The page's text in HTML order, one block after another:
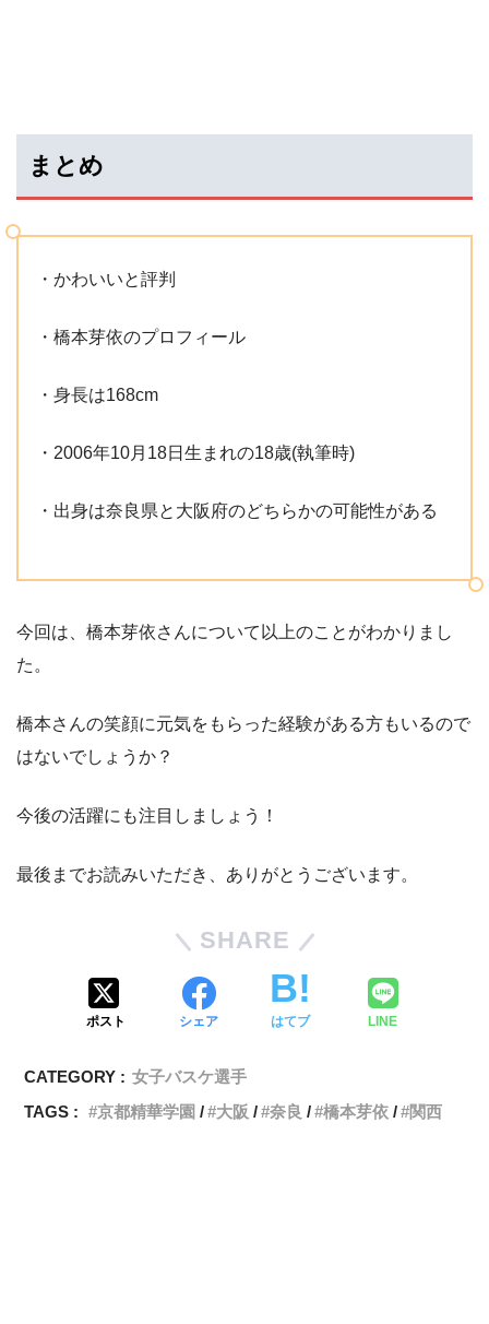
まとめ
・かわいいと評判
・橋本芽依のプロフィール
・身長は168cm
・2006年10月18日生まれの18歳(執筆時)
・出身は奈良県と大阪府のどちらかの可能性がある
今回は、橋本芽依さんについて以上のことがわかりまし
た。
橋本さんの笑顔に元気をもらった経験がある方もいるので
はないでしょうか？
今後の活躍にも注目しましょう！
最後までお読みいただき、ありがとうございます。
SHARE
ポスト シェア はてブ LINE
CATEGORY : 女子バスケ選手
TAGS :
京都精華学園 大阪 奈良 橋本芽依 関西